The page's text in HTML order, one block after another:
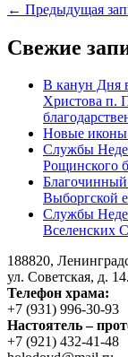
← Предыдущая
Свежие
В канун Дня
Христова п.
Новые иконы
Службы
Рощинского
Благочинный
Выборгской
Службы
Вселенских
188820,
ул. Советская, д. 14.
Телефон храма:
+7 (931) 996-30-93
Настоятель –
+7 (921) 432-41-48